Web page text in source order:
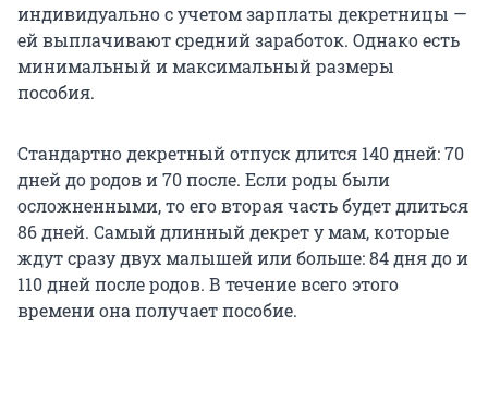
индивидуально с учетом зарплаты декретницы —
ей выплачивают средний заработок. Однако есть
минимальный и максимальный размеры
пособия.
Стандартно декретный отпуск длится 140 дней: 70
дней до родов и 70 после. Если роды были
осложненными, то его вторая часть будет длиться
86 дней. Самый длинный декрет у мам, которые
ждут сразу двух малышей или больше: 84 дня до и
110 дней после родов. В течение всего этого
времени она получает пособие.